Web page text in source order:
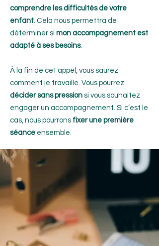
comprendre les difficultés de votre
enfant. Cela nous permettra de
déterminer si mon accompagnement est
adapté à ses besoins.
À la fin de cet appel, vous saurez
comment je travaille. Vous pourrez
décider sans pression si vous souhaitez
engager un accompagnement. Si c’est le
cas, nous pourrons fixer une première
séance ensemble.